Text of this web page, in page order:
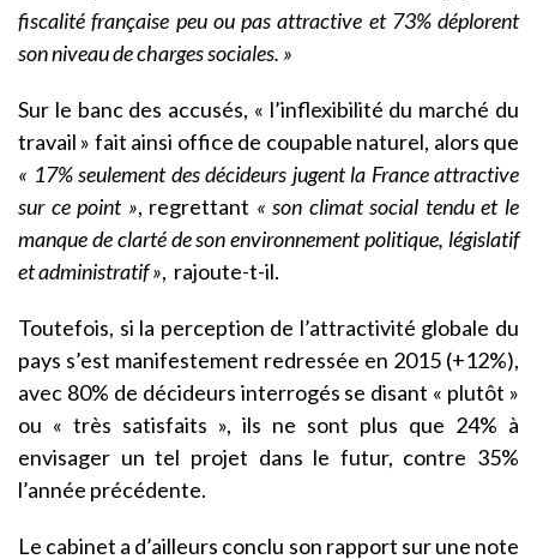
fiscalité française peu ou pas attractive et 73% déplorent
son niveau de charges sociales. »
Sur le banc des accusés, « l’inflexibilité du marché du
travail » fait ainsi office de coupable naturel, alors que
« 17% seulement des décideurs jugent la France attractive
sur ce point », regrettant « son climat social tendu et le
manque de clarté de son environnement politique, législatif
et administratif », rajoute-t-il.
Toutefois, si la perception de l’attractivité globale du
pays s’est manifestement redressée en 2015 (+12%),
avec 80% de décideurs interrogés se disant « plutôt »
ou « très satisfaits », ils ne sont plus que 24% à
envisager un tel projet dans le futur, contre 35%
l’année précédente.
Le cabinet a d’ailleurs conclu son rapport sur une note